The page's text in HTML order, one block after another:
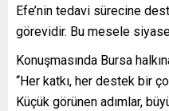
Efe’nin tedavi sürecine
görevidir. Bu mesele
Konuşmasında Bursa
“Her katkı, her destek bir
Küçük görünen adımlar,